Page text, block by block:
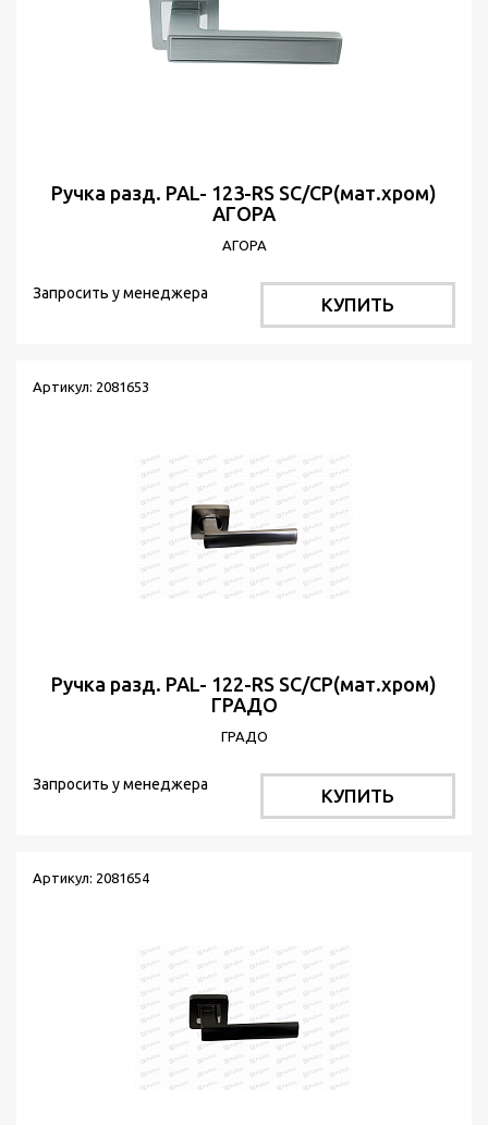
Ручка разд. PAL- 123-RS SC/CP(мат.хром)
АГОРА
АГОРА
Запросить у менеджера
КУПИТЬ
Артикул: 2081653
Ручка разд. PAL- 122-RS SC/CP(мат.хром)
ГРАДО
ГРАДО
Запросить у менеджера
КУПИТЬ
Артикул: 2081654